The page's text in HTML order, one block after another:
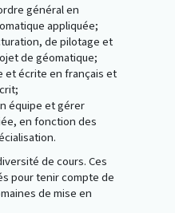
général en
appliquée;
de pilotage et
de géomatique;
et écrite en français et
équipe et gérer
en fonction des
de cours. Ces
pour tenir compte de
de mise en